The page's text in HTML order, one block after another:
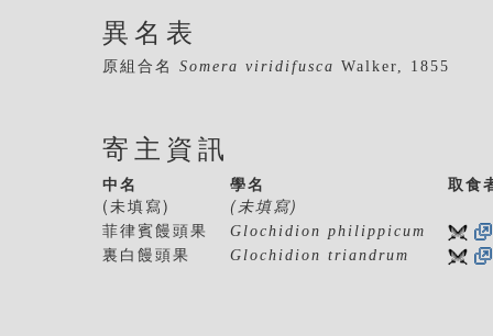
異名表
原組合名 Somera viridifusca Walker, 1855
寄主資訊
中名 學名
取食
(未填寫)
(未填寫)
菲律賓饅頭果
Glochidion philippicum
裏白饅頭果
Glochidion triandrum